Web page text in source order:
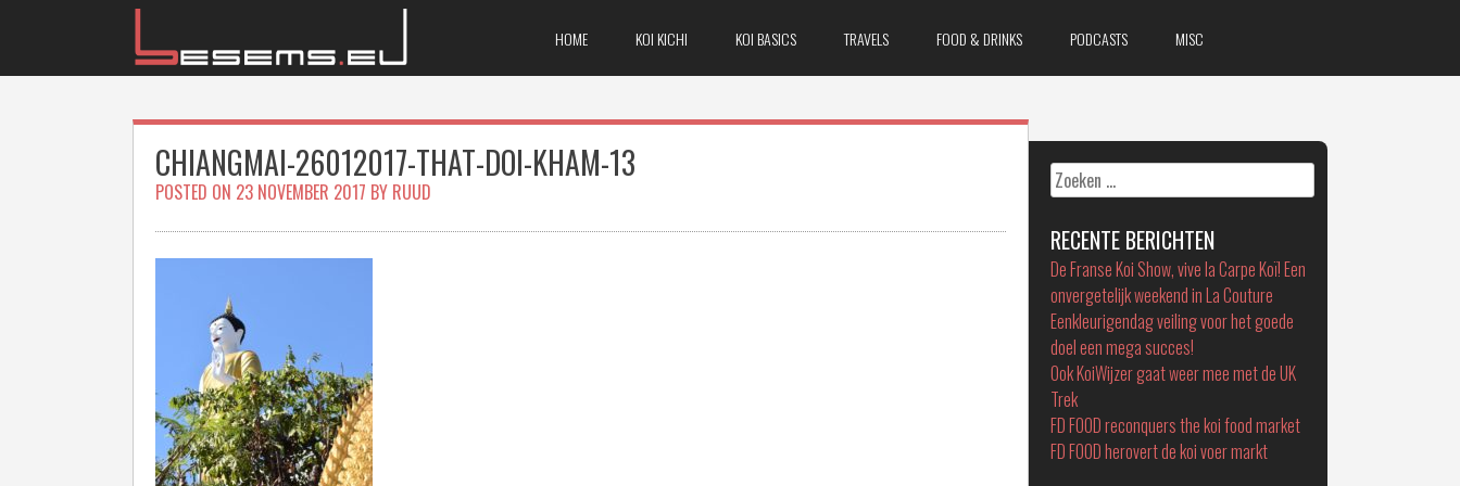
HOME KOI KICHI KOI BASICS TRAVELS FOOD & DRINKS PODCASTS MISC
CHIANGMAI-26012017-THAT-DOI-KHAM-13
POSTED ON 23 NOVEMBER 2017 BY RUUD
Zoeken
naar:
RECENTE BERICHTEN
De Franse Koi Show, vive la Carpe Koï! Een
onvergetelijk weekend in La Couture
Eenkleurigendag veiling voor het goede
doel een mega succes!
Ook KoiWijzer gaat weer mee met de UK
Trek
FD FOOD reconquers the koi food market
FD FOOD herovert de koi voer markt